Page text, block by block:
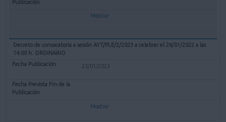
Mostrar
Decreto de convocatoria a sesión AYT/PLE/2/2023 a celebrar el 26/01/2022 a las
14:00 h. ORDINARIO
23/01/2023
Mostrar